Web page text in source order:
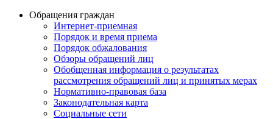
Обращения граждан
Интернет-приемная
Порядок и время приема
Порядок обжалования
Обзоры обращений лиц
Обобщенная информация о результатах
рассмотрения обращений лиц и принятых мерах
Нормативно-правовая база
Законодательная карта
Социальные сети